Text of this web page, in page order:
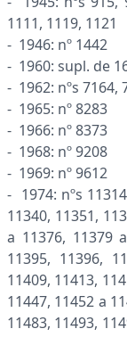
1111, 1119, 1121
- 1946: nº 1442
- 1960: supl. de
- 1962: nºs 7164,
- 1965: nº 8283
- 1966: nº 8373
- 1968: nº 9208
- 1969: nº 9612
- 1974: nºs
11340, 11351,
a 11376, 11379
11395, 11396,
11409, 11413,
11447, 11452 a
11483, 11493,